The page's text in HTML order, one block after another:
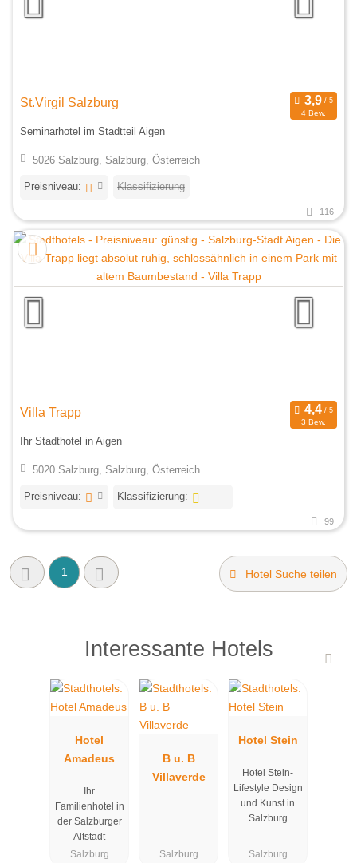
St.Virgil Salzburg
4 Bew.
Seminarhotel im Stadtteil Aigen
5026 Salzburg, Salzburg, Österreich
Preisniveau: Klassifizierung
116
Villa Trapp
3 Bew.
Ihr Stadthotel in Aigen
5020 Salzburg, Salzburg, Österreich
Preisniveau: Klassifizierung:
99
1 Hotel Suche teilen
Interessante Hotels
Hotel
Amadeus
Ihr
Familienhotel in
der Salzburger
Altstadt
Salzburg
B u. B
Villaverde
Salzburg
Hotel Stein
Hotel Stein-
Lifestyle Design
und Kunst in
Salzburg
Salzburg